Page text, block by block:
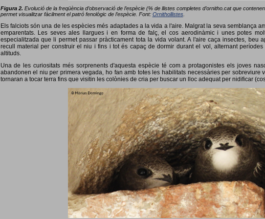
Figura 2. Evolució de la freqüència d’observació de l’espècie (% de llistes completes d’ornitho.cat que
permet visualitzar fàcilment el patró fenològic de l’espècie. Font: Ornithollistes.
Els falciots són una de les espècies més adaptades a la vida a l'aire. Malgrat la seva semblança
emparentats. Les seves ales llargues i en forma de falç, el cos aerodinàmic i unes potes
especialitzada que li permet passar pràcticament tota la vida volant. A l'aire caça insectes, beu
recull material per construir el niu i fins i tot és capaç de dormir durant el vol, alternant
altituds.
Una de les curiositats més sorprenents d'aquesta espècie té com a protagonistes els joves
abandonen el niu per primera vegada, ho fan amb totes les habilitats necessàries per sobreviure
tornaran a tocar terra fins que visitin les colònies de cria per buscar un lloc adequat per nidificar